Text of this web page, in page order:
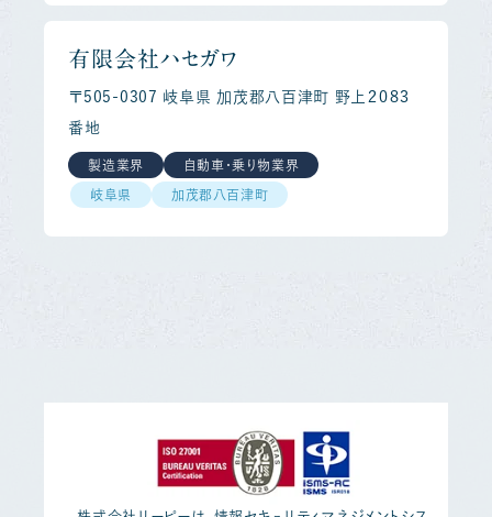
有限会社ハセガワ
〒505-0307 岐阜県 加茂郡八百津町 野上２０８３
番地
製造業界 自動車・乗り物業界
岐阜県 加茂郡八百津町